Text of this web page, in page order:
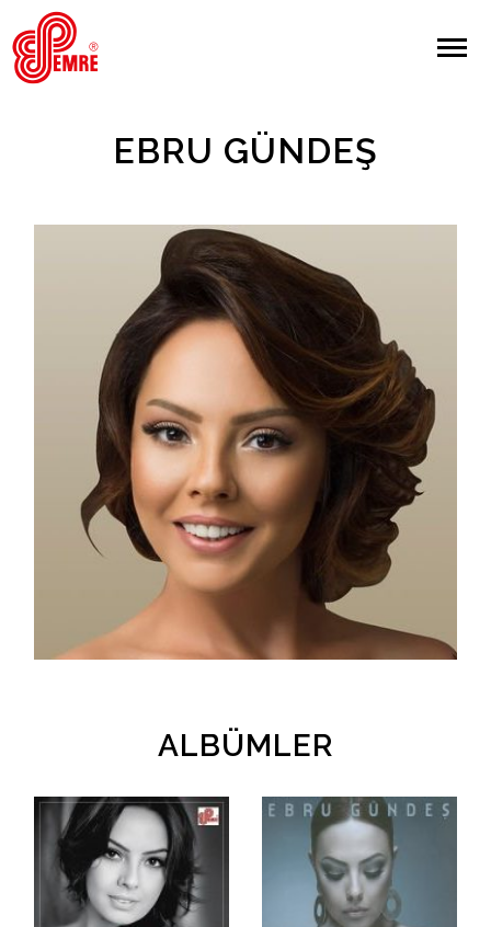
EMRE PLAK
Giriş Yap/Kayıt Ol
Hakkımızda
EBRU GÜNDEŞ
ALBÜMLER